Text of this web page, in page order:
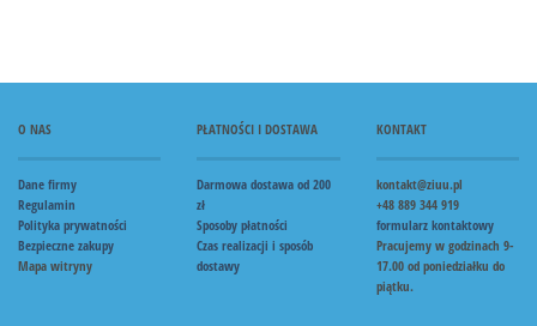
O NAS
Dane firmy
Regulamin
Polityka prywatności
Bezpieczne zakupy
Mapa witryny
PŁATNOŚCI I DOSTAWA
Darmowa dostawa od 200
zł
Sposoby płatności
Czas realizacji i sposób
dostawy
KONTAKT
kontakt@ziuu.pl
+48 889 344 919
formularz kontaktowy
Pracujemy w godzinach 9-
17.00 od poniedziałku do
piątku.